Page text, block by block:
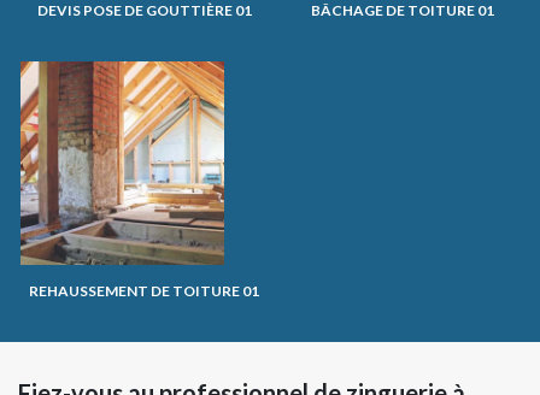
DEVIS POSE DE GOUTTIÈRE 01 BÂCHAGE DE TOITURE 01
REHAUSSEMENT DE TOITURE 01